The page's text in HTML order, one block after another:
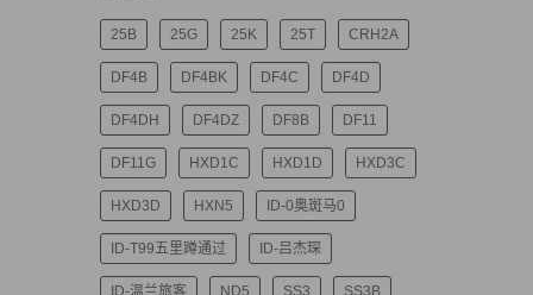
25B 25G 25K 25T CRH2A
DF4B DF4BK DF4C DF4D
DF4DH DF4DZ DF8B DF11
DF11G HXD1C HXD1D HXD3C
HXD3D HXN5 ID-0奥斑马0
ID-T99五里蹲通过 ID-吕杰琛
ID-温兰旅客 ND5 SS3 SS3B